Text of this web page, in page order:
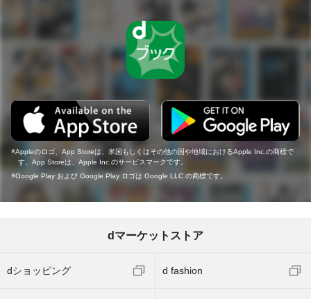
Appleのロゴ、App Storeは、米国もしくはその他の国や地域におけるApple Inc.の商標で
す。App Storeは、Apple Inc.のサービスマークです。
Google Play および Google Play ロゴは Google LLC の商標です。
dマーケットストア
dショッピング d fashion